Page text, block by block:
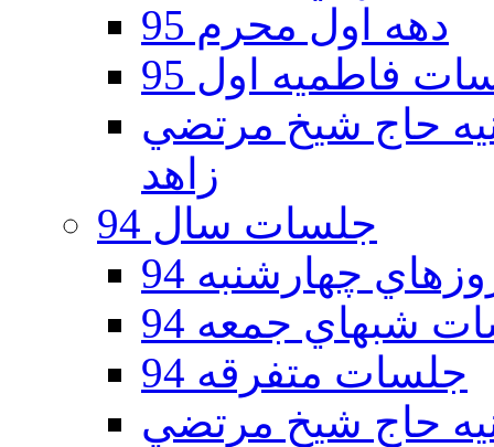
دهه اول محرم 95
فاطمیه اول 95
دوم 95 - حسينيه حاج شيخ مرتضي
زاهد
جلسات سال 94
چهارشنبه 94
شبهاي جمعه 94
جلسات متفرقه 94
دوم 94 - حسينيه حاج شيخ مرتضي